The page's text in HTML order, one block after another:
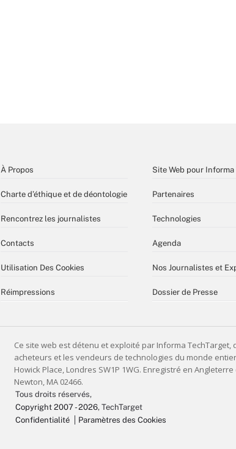
À Propos
Charte d’éthique et de déontologie
Rencontrez les journalistes
Contacts
Utilisation Des Cookies
Réimpressions
Site Web pour Informa
Partenaires
Technologies
Agenda
Nos Journalistes et
Dossier de Presse
Tous droits réservés,
Copyright 2007 - 2026, TechTarget
Confidentialité
Paramètres des Cookies